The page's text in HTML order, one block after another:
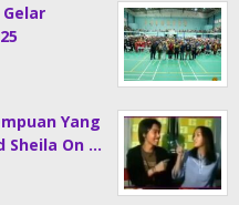
Gelar
Yang
Sheila On …